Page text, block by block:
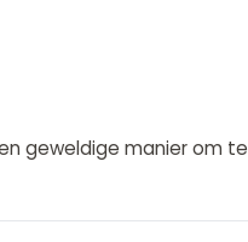
geweldige manier om